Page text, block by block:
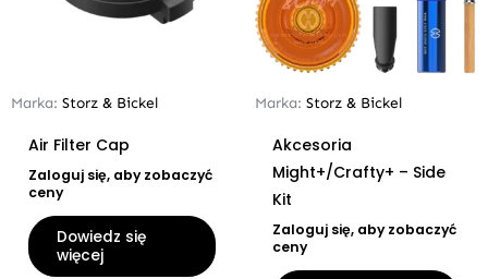
Marka: Storz & Bickel
Air Filter Cap
Zaloguj się, aby zobaczyć
ceny
Dowiedz się
więcej
Marka: Storz & Bickel
Akcesoria
Might+/Crafty+ – Side
Kit
Zaloguj się, aby zobaczyć
ceny